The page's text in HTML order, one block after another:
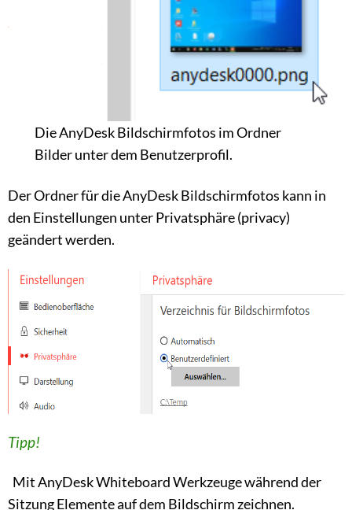
Die AnyDesk Bildschirmfotos im Ordner
Bilder unter dem Benutzerprofil.
Der Ordner für die AnyDesk Bildschirmfotos kann in
den Einstellungen unter Privatsphäre (privacy)
geändert werden.
Tipp!
Mit AnyDesk Whiteboard Werkzeuge während der
Sitzung Elemente auf dem Bildschirm zeichnen.